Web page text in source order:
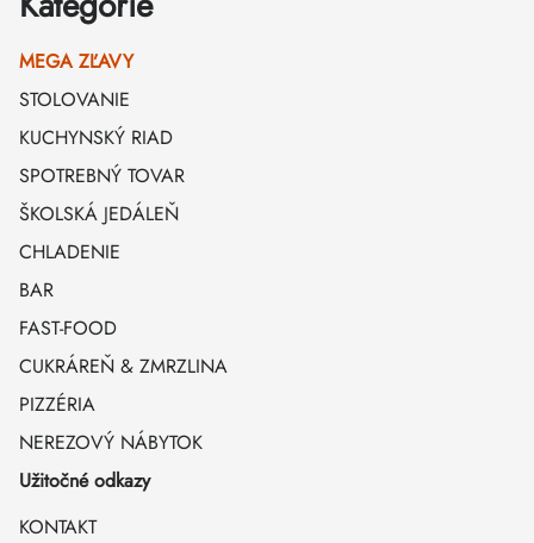
MEGA ZĽAVY
STOLOVANIE
KUCHYNSKÝ RIAD
SPOTREBNÝ TOVAR
ŠKOLSKÁ JEDÁLEŇ
CHLADENIE
BAR
FAST-FOOD
CUKRÁREŇ & ZMRZLINA
PIZZÉRIA
NEREZOVÝ NÁBYTOK
Užitočné odkazy
KONTAKT